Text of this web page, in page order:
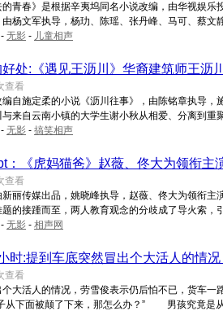
的青春》是根据辛夷坞同名小说改编，由华视娱
杨文军执导，杨玏、陈瑶、张丹峰、马可、蔡文
- 无影 - 儿童相声
处:《遇见王沥川》华裔建筑师王沥
查看
编自施定柔的小说《沥川往事》，由陈铭章执导
来自云南小镇的大学生谢小秋从相爱、分离到重
- 无影 - 搞笑相声
：《虎妈猫爸》赵薇、佟大为领衔主
查看
新丽传媒出品，姚晓峰执导，赵薇、佟大为领衔
的接踵而至，两人教育观念的分歧成了导火索，
- 无影 - 相声网
时:提到车底突然冒出个大活人的情
查看
大活人的情况，劳雪俊表示仍后怕不已，货车一
从下面被颠了下来，那怎么办？” 男孩究竟是